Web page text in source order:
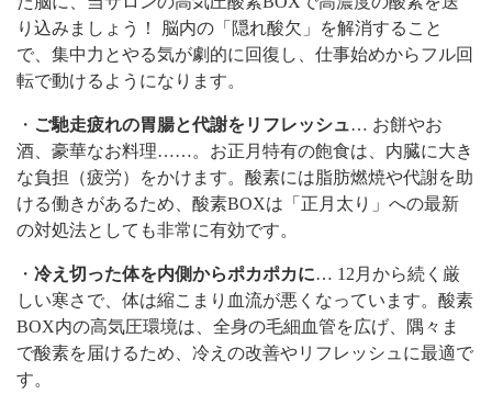
り込みましょう！ 脳内の「隠れ酸欠」を解消すること
で、集中力とやる気が劇的に回復し、仕事始めからフル回
転で動けるようになります。
・ ご馳走疲れの胃腸と代謝をリフレッシュ… お餅やお
酒、豪華なお料理……。お正月特有の飽食は、内臓に大き
な負担（疲労）をかけます。酸素には脂肪燃焼や代謝を助
ける働きがあるため、酸素BOXは「正月太り」への最新
の対処法としても非常に有効です。
・ 冷え切った体を内側からポカポカに… 12月から続く厳
しい寒さで、体は縮こまり血流が悪くなっています。酸素
BOX内の高気圧環境は、全身の毛細血管を広げ、隅々ま
で酸素を届けるため、冷えの改善やリフレッシュに最適で
す。